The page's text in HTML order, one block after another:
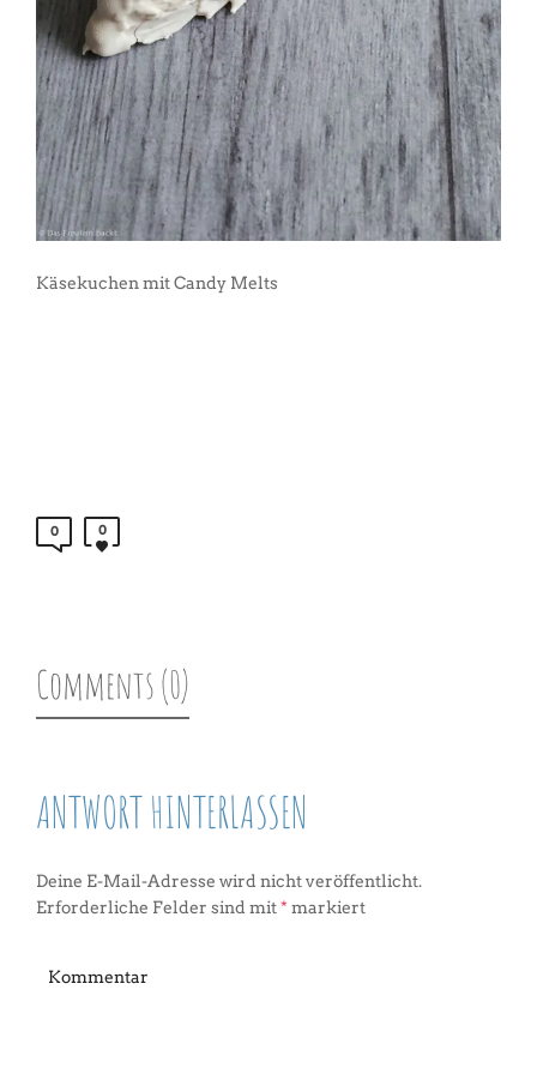
Käsekuchen mit Candy Melts
0 0
Comments (0)
ANTWORT HINTERLASSEN
Deine E-Mail-Adresse wird nicht veröffentlicht.
Erforderliche Felder sind mit* markiert